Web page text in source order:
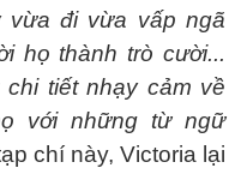
vừa đi vừa vấp ngã
họ thành trò cười...
tiết nhạy cảm về
với những từ ngữ
chí này, Victoria lại